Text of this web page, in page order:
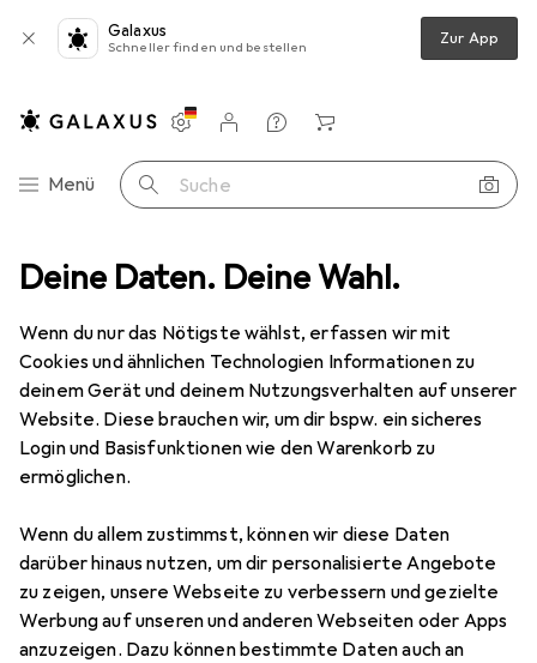
Deine Daten. Deine Wahl.
Wenn du nur das Nötigste wählst, erfassen wir mit
Cookies und ähnlichen Technologien Informationen zu
deinem Gerät und deinem Nutzungsverhalten auf unserer
Website. Diese brauchen wir, um dir bspw. ein sicheres
Login und Basisfunktionen wie den Warenkorb zu
ermöglichen.
Wenn du allem zustimmst, können wir diese Daten
darüber hinaus nutzen, um dir personalisierte Angebote
zu zeigen, unsere Webseite zu verbessern und gezielte
Werbung auf unseren und anderen Webseiten oder Apps
anzuzeigen. Dazu können bestimmte Daten auch an
Galaxus
Schneller finden und bestellen Zur App
Navigation nach Kategorien
Menü Suche
Einstellungen
Kundenkonto
Vergleichslisten
Merklisten
Warenkorb
KareIn
Kategorien anzeigen